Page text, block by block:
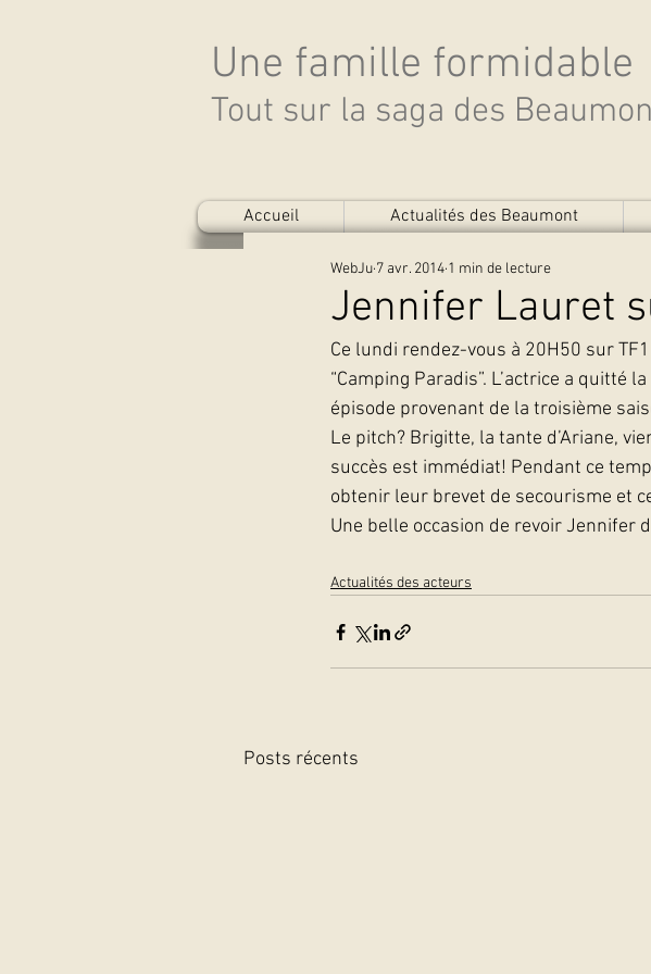
Une famille formidable
Tout sur la saga des
Accueil Actualités des Beaumont
Jennifer Lauret
WebJu 7 avr. 2014 1 min de lecture
Ce lundi rendez-vous à 20H50 sur
“Camping Paradis”. L’actrice a quitté
épisode provenant de la troisième
Le pitch? Brigitte, la tante d’Ariane,
succès est immédiat! Pendant ce
obtenir leur brevet de secourisme et
Une belle occasion de revoir Jennifer
Actualités des acteurs
Posts récents